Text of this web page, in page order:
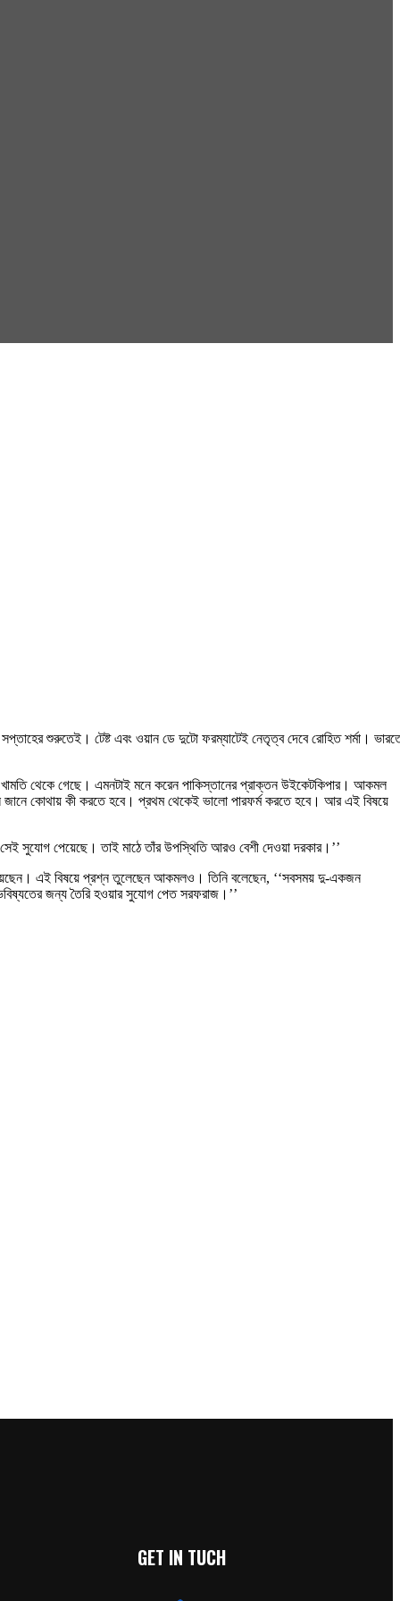
শুরুতেই। টেষ্ট এবং ওয়ান ডে দুটো ফরম্যাটেই নেতৃত্ব দেবে রোহিত শর্মা।
খামতি থেকে গেছে। এমনটাই মনে করেন পাকিস্তানের প্রাক্তন উইকেটকিপার। আকমল
জানে কোথায় কী করতে হবে। প্রথম থেকেই ভালো পারফর্ম করতে হবে। আর এই বিষয়ে
সুযোগ পেয়েছে। তাই মাঠে তাঁর উপস্থিতি আরও বেশী দেওয়া দরকার।’’
হয়েছেন। এই বিষয়ে প্রশ্ন তুলেছেন আকমলও। তিনি বলেছেন, ‘‘সবসময় দু-একজন
ভবিষ্যতের জন্য তৈরি হওয়ার সুযোগ পেত সরফরাজ।’’
GET IN TUCH